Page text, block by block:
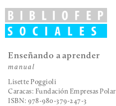
Enseñando a aprender
manual
Lisette Poggioli
Caracas: Fundación Empresas Polar
ISBN: 978-980-379-247-3